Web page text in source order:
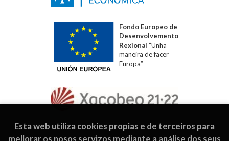
Fondo Europeo de
Desenvolvemento
Rexional “Unha
maneira de facer
Europa”
Esta web utiliza cookies propias e de terceiros para
mellorar os nosos servizos mediante a análise dos seus